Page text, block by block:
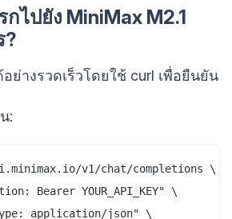
ไปยัง MiniMax M2.1
?
ย่างรวดเร็วโดยใช้ curl เพื่อยืนยัน
:
v1/chat/completions \
Bearer YOUR_API_KEY" \
application/json" \